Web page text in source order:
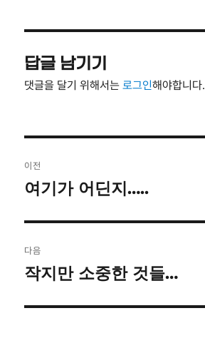
답글 남기기
댓글을 달기 위해서는로그인해야합니다.
탐
이전
이
글:
여기가 어딘지…..
다음
다
글:
작지만 소중한 것들…